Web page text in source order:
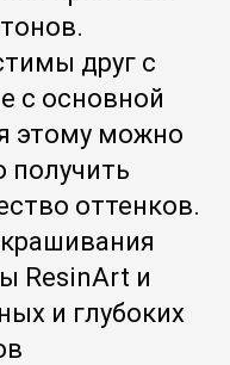
друг с
с основной
этому можно
получить
оттенков.
ResinArt и
и глубоких